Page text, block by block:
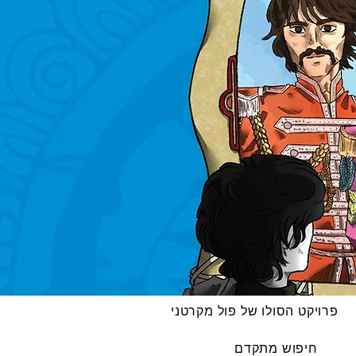
פרויקט הסולו של פול מקרטני
חיפוש מתקדם